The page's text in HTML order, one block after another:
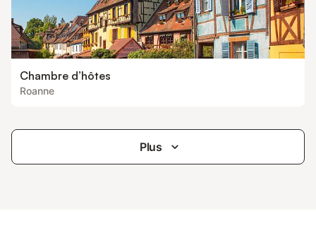
Chambre d’hôtes
Roanne
Plus